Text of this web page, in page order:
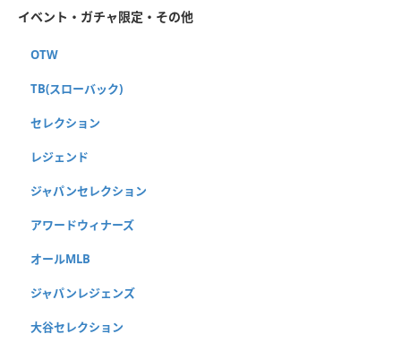
イベント・ガチャ限定・その他
OTW
TB(スローバック)
セレクション
レジェンド
ジャパンセレクション
アワードウィナーズ
オールMLB
ジャパンレジェンズ
大谷セレクション